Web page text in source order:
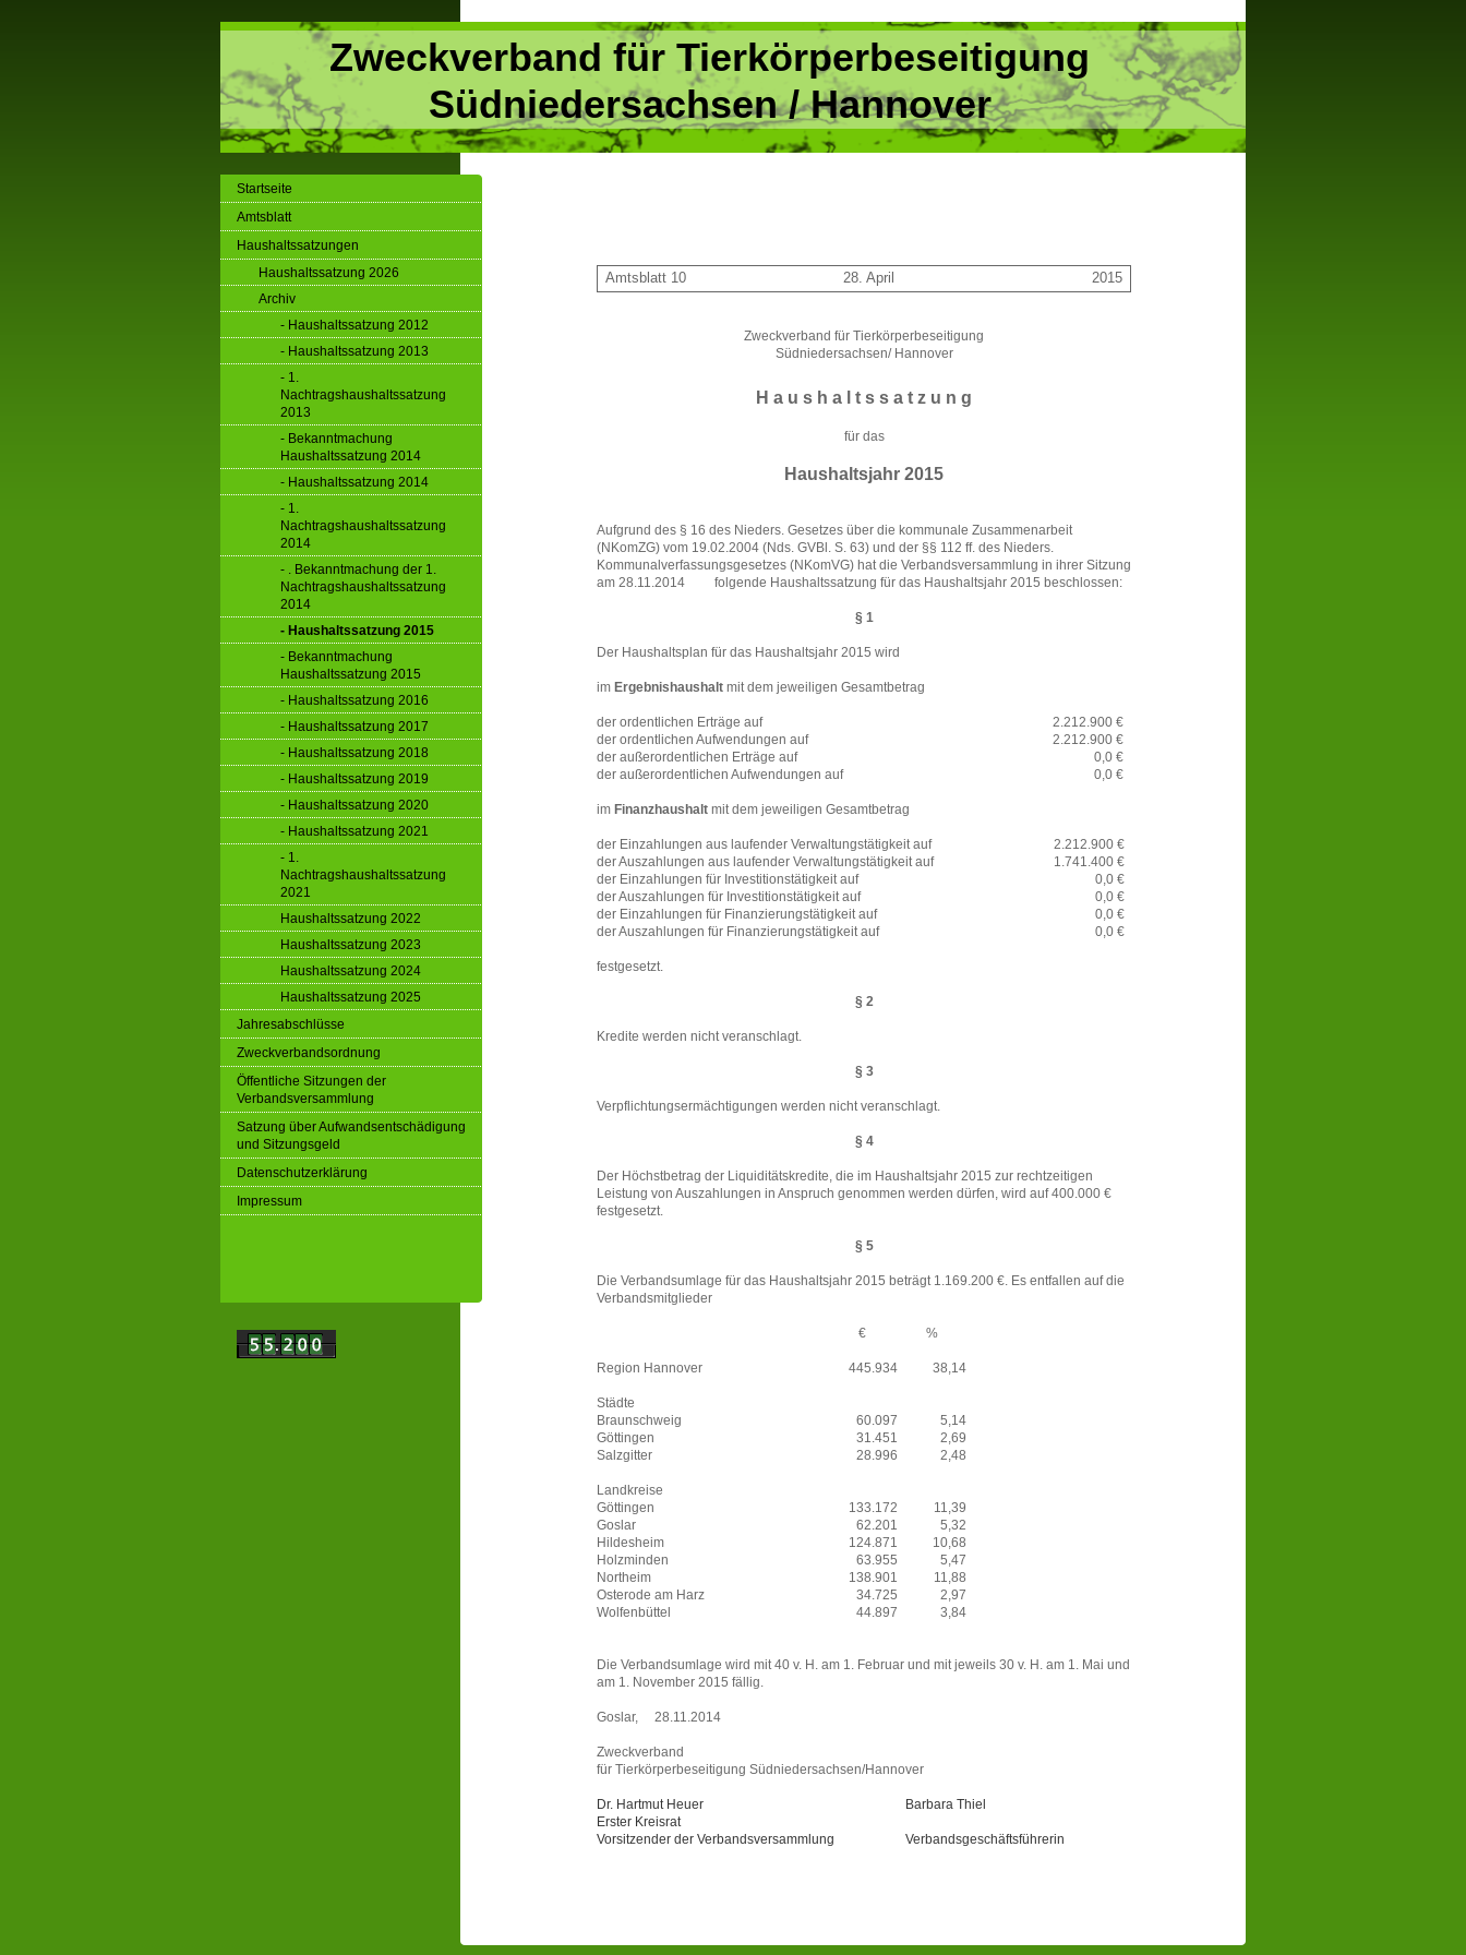
Zweckverband für Tierkörperbeseitigung
Südniedersachsen / Hannover
Amtsblatt 10 28. April 2015
Zweckverband für Tierkörperbeseitigung
Südniedersachsen/ Hannover
H a u s h a l t s s a t z u n g
für das
Haushaltsjahr 2015
Aufgrund des § 16 des Nieders. Gesetzes über die kommunale Zusammenarbeit
(NKomZG) vom 19.02.2004 (Nds. GVBl. S. 63) und der §§ 112 ff. des Nieders.
Kommunalverfassungsgesetzes (NKomVG) hat die Verbandsversammlung in ihrer Sitzung
am 28.11.2014 folgende Haushaltssatzung für das Haushaltsjahr 2015 beschlossen:
§ 1
Der Haushaltsplan für das Haushaltsjahr 2015 wird
im Ergebnishaushalt mit dem jeweiligen Gesamtbetrag
der ordentlichen Erträge auf
2.212.900 €
der ordentlichen Aufwendungen auf
2.212.900 €
der außerordentlichen Erträge auf
0,0 €
der außerordentlichen Aufwendungen auf
0,0 €
im Finanzhaushalt mit dem jeweiligen Gesamtbetrag
der Einzahlungen aus laufender Verwaltungstätigkeit auf
2.212.900 €
der Auszahlungen aus laufender Verwaltungstätigkeit auf
1.741.400 €
der Einzahlungen für Investitionstätigkeit auf
0,0 €
der Auszahlungen für Investitionstätigkeit auf
0,0 €
der Einzahlungen für Finanzierungstätigkeit auf
0,0 €
der Auszahlungen für Finanzierungstätigkeit auf
0,0 €
festgesetzt.
§ 2
Kredite werden nicht veranschlagt.
§ 3
Verpflichtungsermächtigungen werden nicht veranschlagt.
§ 4
Der Höchstbetrag der Liquiditätskredite, die im Haushaltsjahr 2015 zur rechtzeitigen
Leistung von Auszahlungen in Anspruch genommen werden dürfen, wird auf 400.000 €
festgesetzt.
§ 5
Die Verbandsumlage für das Haushaltsjahr 2015 beträgt 1.169.200 €. Es entfallen auf die
Verbandsmitglieder
€ %
Region Hannover 445.934 38,14
Städte
Braunschweig
60.097
5,14
Göttingen
31.451
2,69
Salzgitter
28.996 2,48
Landkreise
Göttingen
133.172
11,39
Goslar
62.201
5,32
Hildesheim
124.871
10,68
Holzminden
63.955
5,47
Northeim
138.901
11,88
Osterode am Harz
34.725
2,97
Wolfenbüttel
44.897 3,84
Die Verbandsumlage wird mit 40 v. H. am 1. Februar und mit jeweils 30 v. H. am 1. Mai und
am 1. November 2015 fällig.
Goslar, 28.11.2014
Zweckverband
für Tierkörperbeseitigung Südniedersachsen/Hannover
Dr. Hartmut Heuer
Barbara Thiel
Erster Kreisrat
Vorsitzender der Verbandsversammlung
Verbandsgeschäftsführerin
Startseite
Amtsblatt
Haushaltssatzungen
Haushaltssatzung 2026
Archiv
- Haushaltssatzung 2012
- Haushaltssatzung 2013
- 1.
Nachtragshaushaltssatzung
2013
- Bekanntmachung
Haushaltssatzung 2014
- Haushaltssatzung 2014
- 1.
Nachtragshaushaltssatzung
2014
- . Bekanntmachung der 1.
Nachtragshaushaltssatzung
2014
- Haushaltssatzung 2015
- Bekanntmachung
Haushaltssatzung 2015
- Haushaltssatzung 2016
- Haushaltssatzung 2017
- Haushaltssatzung 2018
- Haushaltssatzung 2019
- Haushaltssatzung 2020
- Haushaltssatzung 2021
- 1.
Nachtragshaushaltssatzung
2021
Haushaltssatzung 2022
Haushaltssatzung 2023
Haushaltssatzung 2024
Haushaltssatzung 2025
Jahresabschlüsse
Zweckverbandsordnung
Öffentliche Sitzungen der
Verbandsversammlung
Satzung über Aufwandsentschädigung
und Sitzungsgeld
Datenschutzerklärung
Impressum